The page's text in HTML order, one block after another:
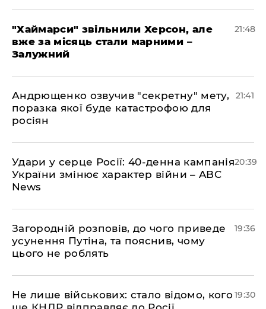
"Хаймарси" звільнили Херсон, але
вже за місяць стали марними –
Залужний
21:48
Андрющенко озвучив "секретну" мету,
поразка якої буде катастрофою для
росіян
21:41
Удари у серце Росії: 40-денна кампанія
України змінює характер війни – ABC
News
20:39
Загородній розповів, до чого приведе
усунення Путіна, та пояснив, чому
цього не роблять
19:36
Не лише військових: стало відомо, кого 19:30